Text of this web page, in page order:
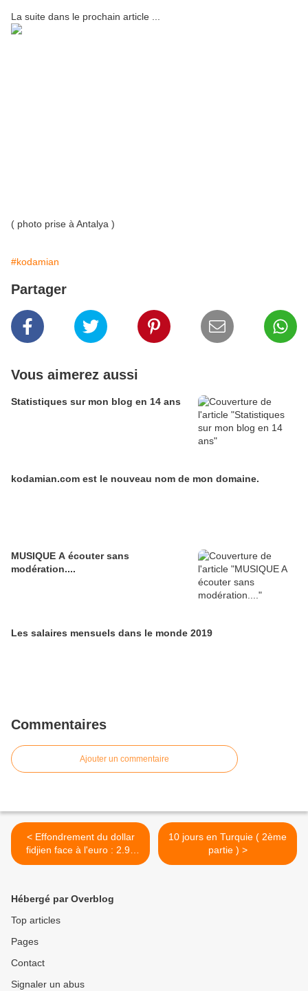
La suite dans le prochain article ...
( photo prise à Antalya )
#kodamian
Partager
Vous aimerez aussi
Statistiques sur mon blog en 14 ans
kodamian.com est le nouveau nom de mon domaine.
MUSIQUE A écouter sans
modération....
Les salaires mensuels dans le monde 2019
Commentaires
Ajouter un commentaire
< Effondrement du dollar
fidjien face à l'euro : 2.93
dollar/1 euro
10 jours en Turquie ( 2ème
partie ) >
Hébergé par Overblog
Top articles
Pages
Contact
Signaler un abus